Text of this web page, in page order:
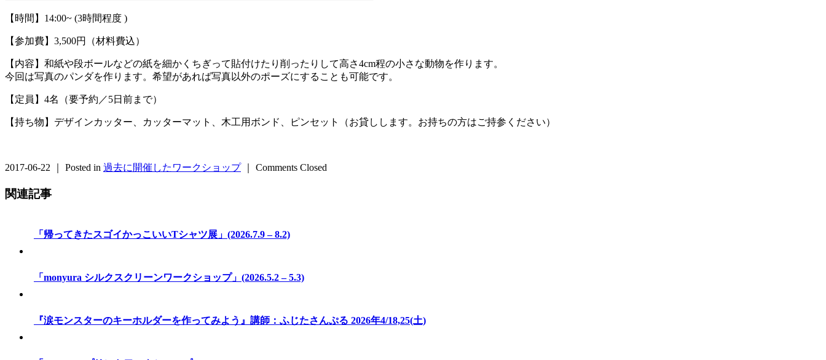
【時間】14:00~ (3時間程度 )
【参加費】3,500円（材料費込）
【内容】和紙や段ボールなどの紙を細かくちぎって貼付けたり削ったりして高さ4cm程の小さな動物を作ります。
今回は写真のパンダを作ります。希望があれば写真以外のポーズにすることも可能です。
【定員】4名（要予約／5日前まで）
【持ち物】デザインカッター、カッターマット、木工用ボンド、ピンセット（お貸しします。お持ちの方はご持参ください）
2017-06-22 ｜ Posted in 過去に開催したワークショップ｜ Comments Closed
関連記事
「帰ってきたスゴイかっこいいTシャツ展」(2026.7.9 – 8.2)
「monyura シルクスクリーンワークショップ」(2026.5.2 – 5.3)
『涙モンスターのキーホルダーを作ってみよう』講師：ふじたさんぷる 2026年4/18,25(土)